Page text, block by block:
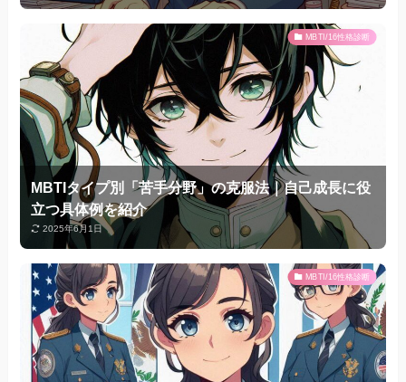
MBTI/16性格診断
MBTIタイプ別「苦手分野」の克服法｜自己成長に役
立つ具体例を紹介
2025年6月1日
MBTI/16性格診断